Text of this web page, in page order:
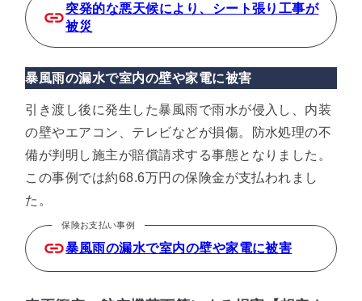
突発的な悪天候により、シート張り工事が
被災
暴風雨の漏水で室内の壁や家電に被害
引き渡し後に発生した暴風雨で雨水が侵入し、内装
の壁やエアコン、テレビなどが損傷。防水処理の不
備が判明し施主が賠償請求する事態となりました。
この事例では約68.6万円の保険金が支払われまし
た。
保険お支払い事例
暴風雨の漏水で室内の壁や家電に被害